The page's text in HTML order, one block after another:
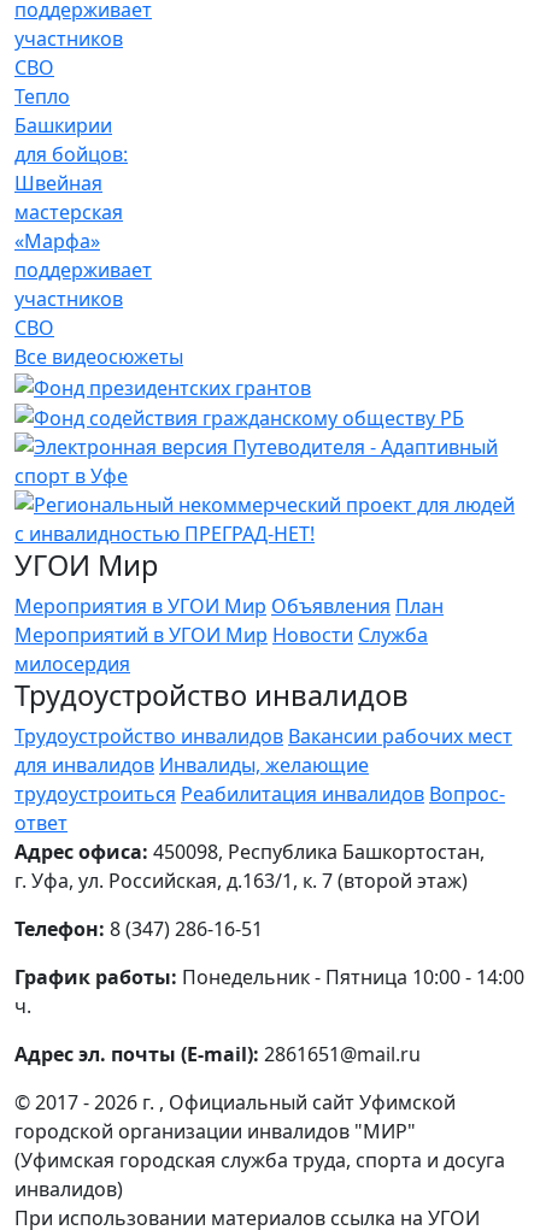
Тепло
Башкирии
для бойцов:
Швейная
мастерская
«Марфа»
поддерживает
участников
СВО
Все видеосюжеты
УГОИ Мир
Мероприятия в УГОИ Мир Объявления План
Мероприятий в УГОИ Мир Новости Служба
милосердия
Трудоустройство инвалидов
Трудоустройство инвалидов Вакансии рабочих мест
для инвалидов Инвалиды, желающие
трудоустроиться Реабилитация инвалидов Вопрос-
ответ
Адрес офиса: 450098, Республика Башкортостан,
г. Уфа, ул. Российская, д.163/1, к. 7 (второй этаж)
Телефон: 8 (347) 286-16-51
График работы: Понедельник - Пятница 10:00 - 14:00
ч.
Адрес эл. почты (E-mail): 2861651@mail.ru
© 2017 - 2026 г. , Официальный сайт Уфимской
городской организации инвалидов "МИР"
(Уфимская городская служба труда, спорта и досуга
инвалидов)
При использовании материалов ссылка на УГОИ